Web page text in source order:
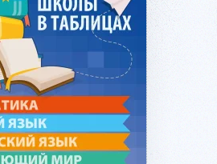
Подробнее...